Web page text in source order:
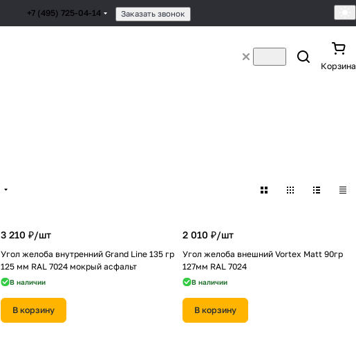
+7 (495) 725-04-14 Заказать звонок
Корзина
3 210 ₽/шт
Угол желоба внутренний Grand Line 135 гр
125 мм RAL 7024 мокрый асфальт
В наличии
В корзину
2 010 ₽/шт
Угол желоба внешний Vortex Matt 90гр
127мм RAL 7024
В наличии
В корзину